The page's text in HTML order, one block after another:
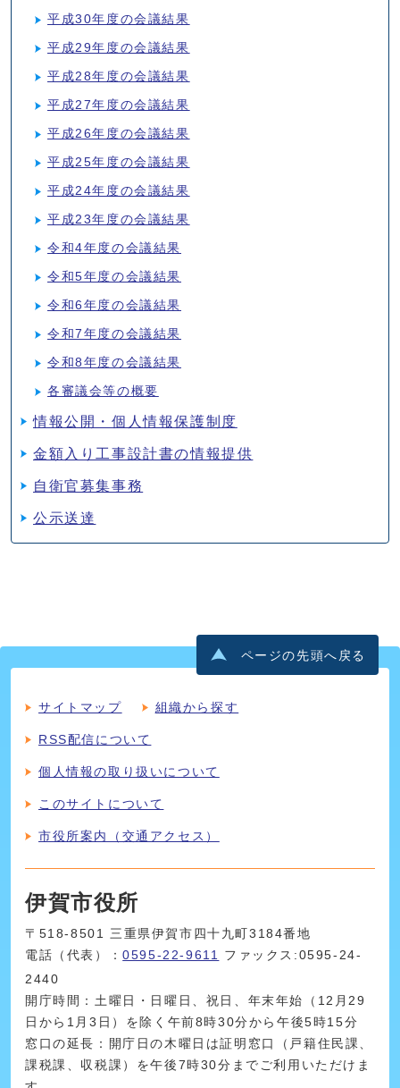
平成30年度の会議結果
平成29年度の会議結果
平成28年度の会議結果
平成27年度の会議結果
平成26年度の会議結果
平成25年度の会議結果
平成24年度の会議結果
平成23年度の会議結果
令和4年度の会議結果
令和5年度の会議結果
令和6年度の会議結果
令和7年度の会議結果
令和8年度の会議結果
各審議会等の概要
情報公開・個人情報保護制度
金額入り工事設計書の情報提供
自衛官募集事務
公示送達
ページの先頭へ戻る
サイトマップ 組織から探す
RSS配信について
個人情報の取り扱いについて
このサイトについて
市役所案内（交通アクセス）
伊賀市役所
〒518-8501 三重県伊賀市四十九町3184番地
電話（代表）：0595-22-9611
ファックス:0595-24-
2440
開庁時間：土曜日・日曜日、祝日、年末年始（12月29
日から1月3日）を除く午前8時30分から午後5時15分
窓口の延長：開庁日の木曜日は証明窓口（戸籍住民課、
課税課、収税課）を午後7時30分までご利用いただけま